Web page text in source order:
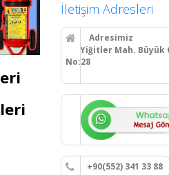
İletişim Adresleri
Adresimiz
Yiğitler Mah. Büyük
No:28
+90(552) 341 33 88